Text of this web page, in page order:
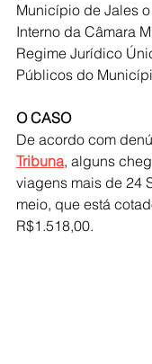
Município de Jales
Interno da Câmara
Regime Jurídico
Públicos do
O CASO
De acordo com
Tribuna, alguns
viagens mais de 24
meio, que está
R$1.518,00.